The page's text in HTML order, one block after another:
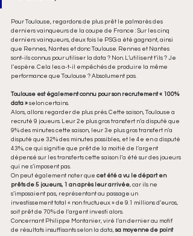
Pour Toulouse, regardons de plus prêt le palmarès des
derniers vainqueurs de la coupe de France : Sur les cinq
derniers vainqueurs, deux fois le PSG a été gagnant, ainsi
que Rennes, Nantes et donc Toulouse. Rennes et Nantes
sont-ils connus pour utiliser la data ? Non. L’utilisent t’ils ? Je
l’espère. Cela les a-t-il empêchés de produire la même
performance que Toulouse ? Absolument pas.
Toulouse est également connu pour son recrutement « 100%
data » selon certains.
Alors, allons regarder de plus près. Cette saison, Toulouse a
recruté 9 joueurs. Leur 2e plus gros transfert n’a disputé que
9% des minutes cette saison, leur 3e plus gros transfert n’a
disputé que 32% des minutes possibles, et le 4e en a disputé
43%, ce qui signifie que prêt de la moitié de l’argent
dépensé sur les transferts cette saison l’a été sur des joueurs
qui ne s’imposent pas.
On peut également noter que cet été a vu le départ en
prêts de 5 joueurs, 1 an après leur arrivée , car ils ne
s’imposaient pas, représentant au passage un
investissement total « non fructueux » de 9.1 millions d’euros,
soit prêt de 70% de l’argent investi alors.
Concernant Philippe Montanier, viré l’an dernier au motif
de résultats insuffisants selon la data, sa moyenne de point